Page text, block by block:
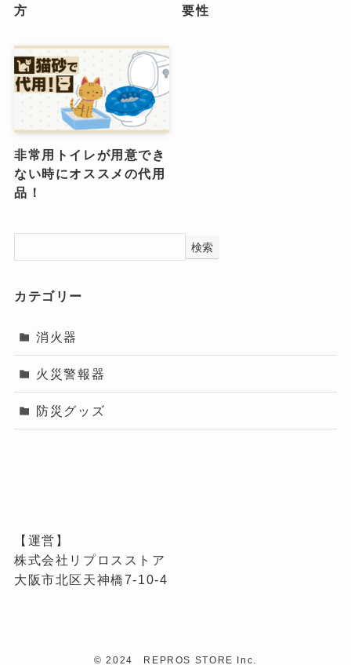
方
要性
非常用トイレが用意でき
ない時にオススメの代用
品！
検索
カテゴリー
消火器
火災警報器
防災グッズ
【運営】
株式会社リプロスストア
大阪市北区天神橋7-10-4
© 2024 REPROS STORE Inc.